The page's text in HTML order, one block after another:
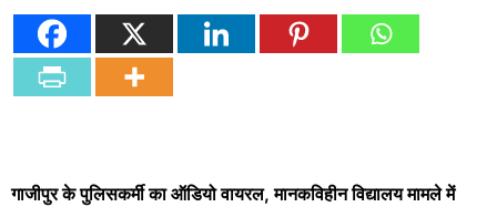
गाजीपुर के पुलिसकर्मी का ऑडियो वायरल, मानकविहीन विद्यालय मामले में